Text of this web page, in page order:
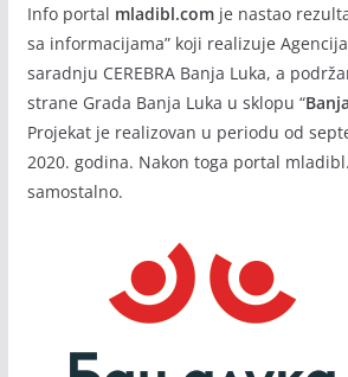
Info portal mladibl.comje nastao
sa informacijama” koji realizuje
saradnju CEREBRA Banja Luka, a
strane Grada Banja Luka u sklopu “
Projekat je realizovan u periodu od
2020. godina. Nakon toga portal
samostalno.